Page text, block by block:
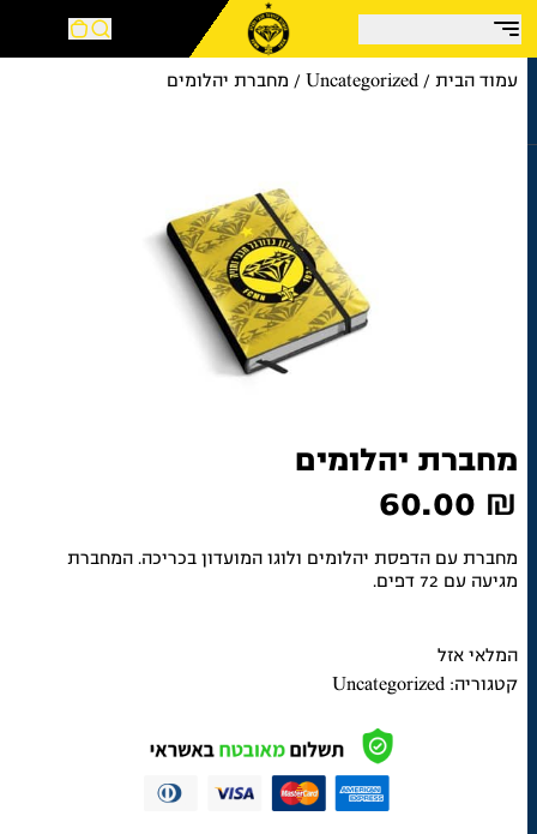
עמוד הבית/
Uncategorized/ מחברת יהלומים
מחברת יהלומים
60.00₪
מחברת עם הדפסת יהלומים ולוגו המועדון בכריכה. המחברת
מגיעה עם 72 דפים.
המלאי אזל
קטגוריה: Uncategorized